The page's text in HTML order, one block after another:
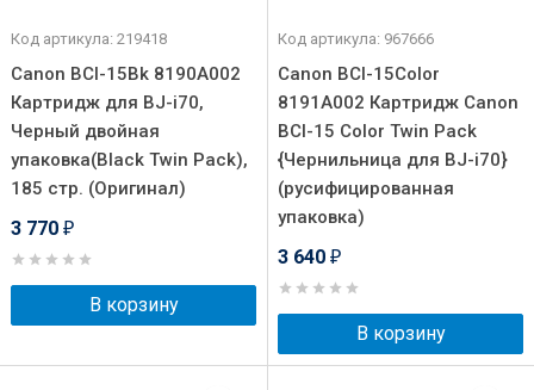
Код артикула: 219418
Canon BCI-15Bk 8190A002
Картридж для BJ-i70,
Черный двойная
упаковка(Black Twin Pack),
185 стр. (Оригинал)
3 770 ₽
В корзину
Код артикула: 967666
Canon BCI-15Color
8191A002 Картридж Canon
BCI-15 Color Twin Pack
{Чернильница для BJ-i70}
(русифицированная
упаковка)
3 640 ₽
В корзину